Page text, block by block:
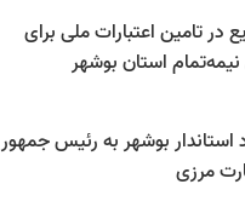
در تامین اعتبارات ملی برای
استان بوشهر
استاندار بوشهر به رئیس جمهور
مرزی